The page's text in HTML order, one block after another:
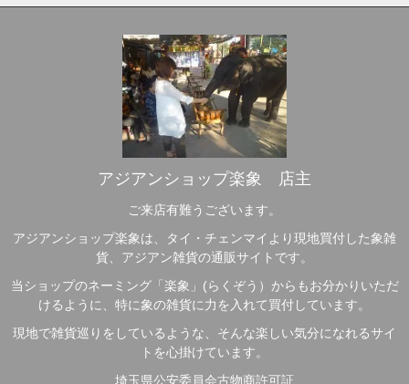
アジアンショップ楽象 店主
ご来店有難うございます。
アジアンショップ楽象は、タイ・チェンマイより現地買付した象雑
貨、アジアン雑貨の通販サイトです。
当ショップのネーミング「楽象」(らくぞう）からもお分かりいただ
けるように、特に象の雑貨に力を入れて買付しています。
現地で雑貨巡りをしているような、そんな楽しい気分になれるサイ
トを心掛けています。
埼玉県公安委員会古物商許可証